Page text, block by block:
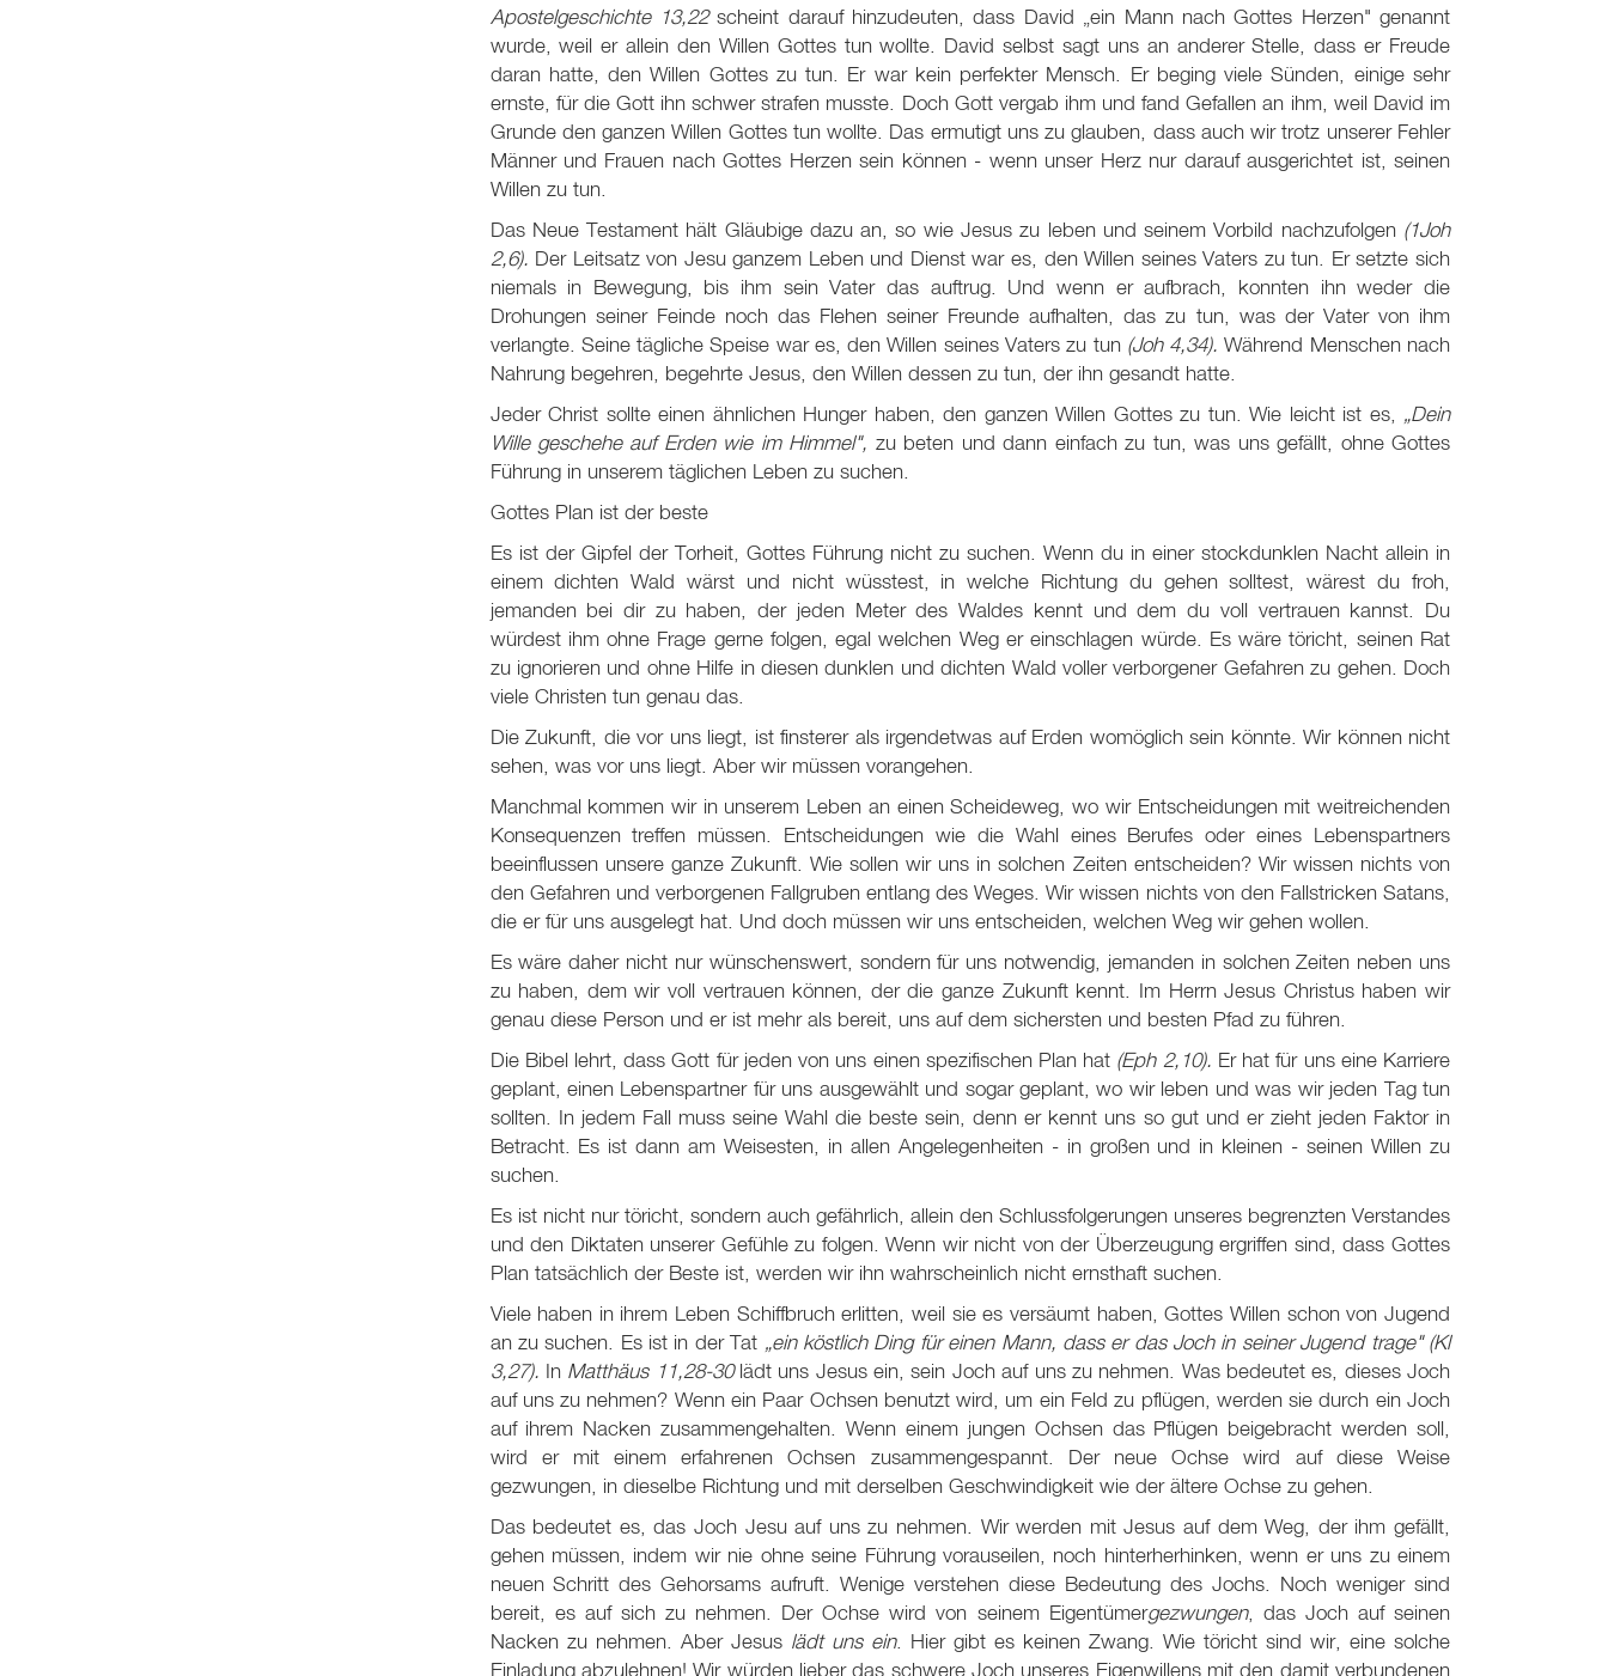
Apostelgeschichte 13,22scheint darauf hinzudeuten, dass David „ein Mann nach Gottes Herzen" genannt
wurde, weil er allein den Willen Gottes tun wollte. David selbst sagt uns an anderer Stelle, dass er Freude
daran hatte, den Willen Gottes zu tun. Er war kein perfekter Mensch. Er beging viele Sünden, einige sehr
ernste, für die Gott ihn schwer strafen musste. Doch Gott vergab ihm und fand Gefallen an ihm, weil David im
Grunde den ganzen Willen Gottes tun wollte. Das ermutigt uns zu glauben, dass auch wir trotz unserer Fehler
Männer und Frauen nach Gottes Herzen sein können - wenn unser Herz nur darauf ausgerichtet ist, seinen
Willen zu tun.
Das Neue Testament hält Gläubige dazu an, so wie Jesus zu leben und seinem Vorbild nachzufolgen (1Joh
2,6). Der Leitsatz von Jesu ganzem Leben und Dienst war es, den Willen seines Vaters zu tun. Er setzte sich
niemals in Bewegung, bis ihm sein Vater das auftrug. Und wenn er aufbrach, konnten ihn weder die
Drohungen seiner Feinde noch das Flehen seiner Freunde aufhalten, das zu tun, was der Vater von ihm
verlangte. Seine tägliche Speise war es, den Willen seines Vaters zu tun (Joh 4,34). Während Menschen nach
Nahrung begehren, begehrte Jesus, den Willen dessen zu tun, der ihn gesandt hatte.
Jeder Christ sollte einen ähnlichen Hunger haben, den ganzen Willen Gottes zu tun. Wie leicht ist es, „Dein
Wille geschehe auf Erden wie im Himmel", zu beten und dann einfach zu tun, was uns gefällt, ohne Gottes
Führung in unserem täglichen Leben zu suchen.
Gottes Plan ist der beste
Es ist der Gipfel der Torheit, Gottes Führung nicht zu suchen. Wenn du in einer stockdunklen Nacht allein in
einem dichten Wald wärst und nicht wüsstest, in welche Richtung du gehen solltest, wärest du froh,
jemanden bei dir zu haben, der jeden Meter des Waldes kennt und dem du voll vertrauen kannst. Du
würdest ihm ohne Frage gerne folgen, egal welchen Weg er einschlagen würde. Es wäre töricht, seinen Rat
zu ignorieren und ohne Hilfe in diesen dunklen und dichten Wald voller verborgener Gefahren zu gehen. Doch
viele Christen tun genau das.
Die Zukunft, die vor uns liegt, ist finsterer als irgendetwas auf Erden womöglich sein könnte. Wir können nicht
sehen, was vor uns liegt. Aber wir müssen vorangehen.
Manchmal kommen wir in unserem Leben an einen Scheideweg, wo wir Entscheidungen mit weitreichenden
Konsequenzen treffen müssen. Entscheidungen wie die Wahl eines Berufes oder eines Lebenspartners
beeinflussen unsere ganze Zukunft. Wie sollen wir uns in solchen Zeiten entscheiden? Wir wissen nichts von
den Gefahren und verborgenen Fallgruben entlang des Weges. Wir wissen nichts von den Fallstricken Satans,
die er für uns ausgelegt hat. Und doch müssen wir uns entscheiden, welchen Weg wir gehen wollen.
Es wäre daher nicht nur wünschenswert, sondern für uns notwendig, jemanden in solchen Zeiten neben uns
zu haben, dem wir voll vertrauen können, der die ganze Zukunft kennt. Im Herrn Jesus Christus haben wir
genau diese Person und er ist mehr als bereit, uns auf dem sichersten und besten Pfad zu führen.
Die Bibel lehrt, dass Gott für jeden von uns einen spezifischen Plan hat (Eph 2,10). Er hat für uns eine Karriere
geplant, einen Lebenspartner für uns ausgewählt und sogar geplant, wo wir leben und was wir jeden Tag tun
sollten. In jedem Fall muss seine Wahl die beste sein, denn er kennt uns so gut und er zieht jeden Faktor in
Betracht. Es ist dann am Weisesten, in allen Angelegenheiten - in großen und in kleinen - seinen Willen zu
suchen.
Es ist nicht nur töricht, sondern auch gefährlich, allein den Schlussfolgerungen unseres begrenzten Verstandes
und den Diktaten unserer Gefühle zu folgen. Wenn wir nicht von der Überzeugung ergriffen sind, dass Gottes
Plan tatsächlich der Beste ist, werden wir ihn wahrscheinlich nicht ernsthaft suchen.
Viele haben in ihrem Leben Schiffbruch erlitten, weil sie es versäumt haben, Gottes Willen schon von Jugend
an zu suchen. Es ist in der Tat „ein köstlich Ding für einen Mann, dass er das Joch in seiner Jugend trage" (Kl
3,27). In Matthäus 11,28-30lädt uns Jesus ein, sein Joch auf uns zu nehmen. Was bedeutet es, dieses Joch
auf uns zu nehmen? Wenn ein Paar Ochsen benutzt wird, um ein Feld zu pflügen, werden sie durch ein Joch
auf ihrem Nacken zusammengehalten. Wenn einem jungen Ochsen das Pflügen beigebracht werden soll,
wird er mit einem erfahrenen Ochsen zusammengespannt. Der neue Ochse wird auf diese Weise
gezwungen, in dieselbe Richtung und mit derselben Geschwindigkeit wie der ältere Ochse zu gehen.
Das bedeutet es, das Joch Jesu auf uns zu nehmen. Wir werden mit Jesus auf dem Weg, der ihm gefällt,
gehen müssen, indem wir nie ohne seine Führung vorauseilen, noch hinterherhinken, wenn er uns zu einem
neuen Schritt des Gehorsams aufruft. Wenige verstehen diese Bedeutung des Jochs. Noch weniger sind
bereit, es auf sich zu nehmen. Der Ochse wird von seinem Eigentümergezwungen, das Joch auf seinen
Nacken zu nehmen. Aber Jesus lädt uns ein. Hier gibt es keinen Zwang. Wie töricht sind wir, eine solche
Einladung abzulehnen! Wir würden lieber das schwere Joch unseres Eigenwillens mit den damit verbundenen